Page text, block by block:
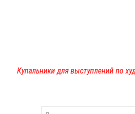
Купальники для выступлений по